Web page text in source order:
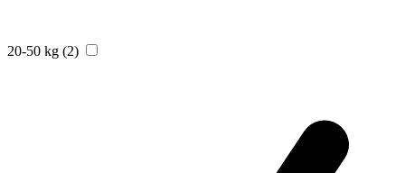
20-50 kg (2)